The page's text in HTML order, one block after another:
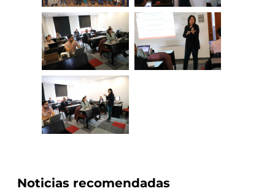
Noticias recomendadas